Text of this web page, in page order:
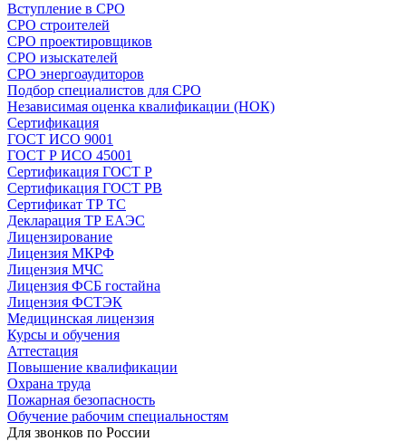
Вступление в СРО
СРО строителей
СРО проектировщиков
СРО изыскателей
СРО энергоаудиторов
Подбор специалистов для СРО
Независимая оценка квалификации (НОК)
Сертификация
ГОСТ ИСО 9001
ГОСТ Р ИСО 45001
Сертификация ГОСТ Р
Сертификация ГОСТ РВ
Сертификат ТР ТС
Декларация ТР ЕАЭС
Лицензирование
Лицензия МКРФ
Лицензия МЧС
Лицензия ФСБ гостайна
Лицензия ФСТЭК
Медицинская лицензия
Курсы и обучения
Аттестация
Повышение квалификации
Охрана труда
Пожарная безопасность
Обучение рабочим специальностям
Для звонков по России